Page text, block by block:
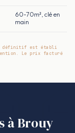
60-70m², clé en
main
définitif est établi
Le prix facturé
à Brouy